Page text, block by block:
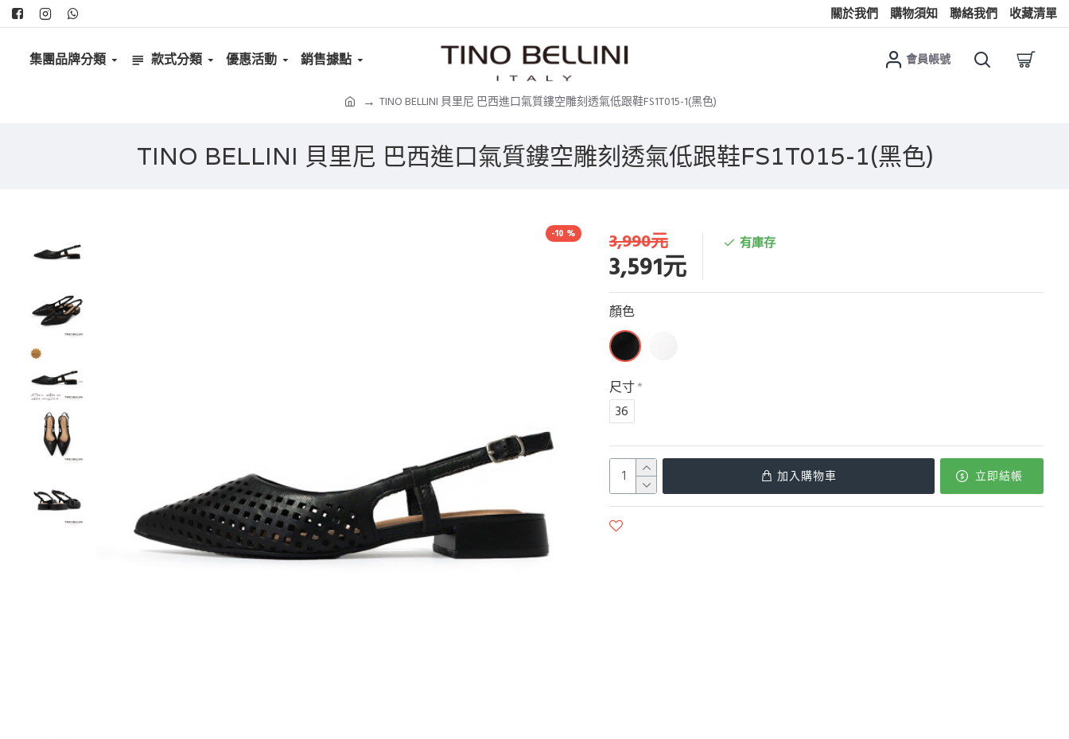
關於我們 購物須知 聯絡我們 收藏清單
集團品牌分類 款式分類 優惠活動 銷售據點 會員帳號
TINO BELLINI 貝里尼 巴西進口氣質鏤空雕刻透氣低跟鞋FS1T015-1(黑色)
TINO BELLINI 貝里尼 巴西進口氣質鏤空雕刻透氣低跟鞋FS1T015-1(黑色)
-10 %
3,591元
3,990元 有庫存
顏色
尺寸
36
加入購物車 立即結帳